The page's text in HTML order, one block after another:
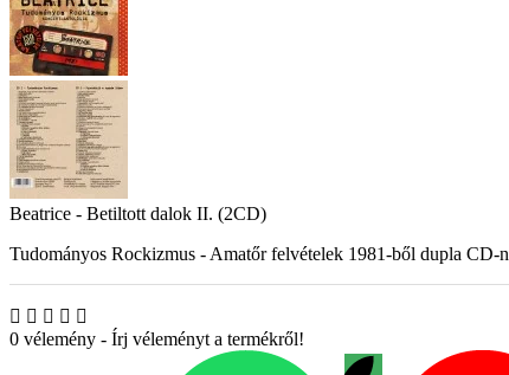
Beatrice - Betiltott dalok II. (2CD)
Tudományos Rockizmus - Amatőr felvételek 1981-ből dupla CD-n
0 vélemény - Írj véleményt a termékről!